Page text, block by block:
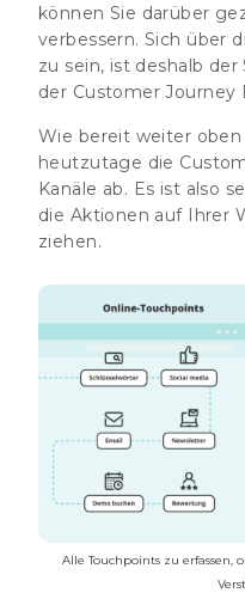
können Sie darüber
verbessern. Sich über
zu sein, ist deshalb
der Customer Journey
Wie bereit weiter
heutzutage die
Kanäle ab. Es ist also
die Aktionen auf Ihrer
ziehen.
Alle Touchpoints zu erfassen,